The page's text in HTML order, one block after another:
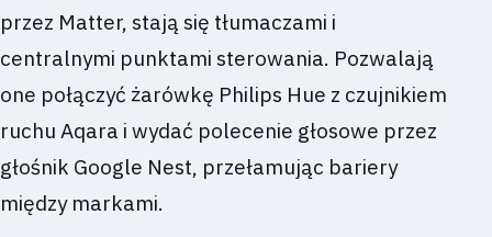
przez Matter, stają się tłumaczami i
centralnymi punktami sterowania. Pozwalają
one połączyć żarówkę Philips Hue z czujnikiem
ruchu Aqara i wydać polecenie głosowe przez
głośnik Google Nest, przełamując bariery
między markami.